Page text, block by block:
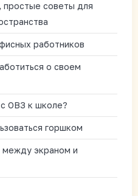
простые советы для
работников
о своем
ОВЗ к школе?
горшком
между экраном и